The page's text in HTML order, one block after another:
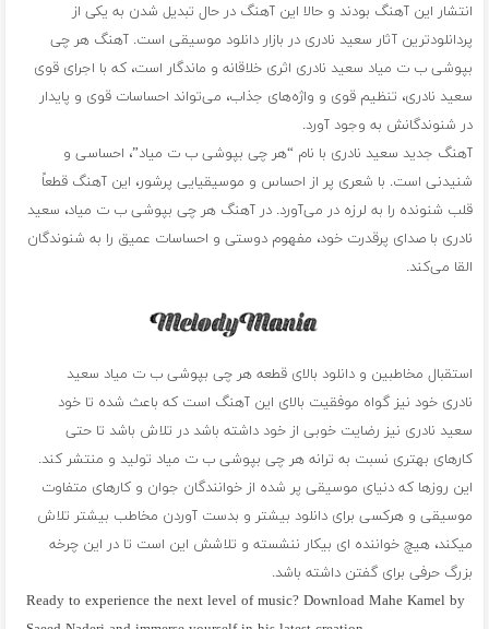
انتشار این آهنگ بودند و حالا این آهنگ در حال تبدیل شدن به یکی از
پردانلودترین آثار سعید نادری در بازار دانلود موسیقی است. آهنگ هر چی
بپوشی ب ت میاد سعید نادری اثری خلاقانه و ماندگار است، که با اجرای قوی
سعید نادری، تنظیم قوی و واژه‌های جذاب، می‌تواند احساسات قوی و پایدار
در شنوندگانش به وجود آورد.
آهنگ جدید سعید نادری با نام “هر چی بپوشی ب ت میاد”، احساسی و
شنیدنی است. با شعری پر از احساس و موسیقیایی پرشور، این آهنگ قطعاً
قلب شنونده را به لرزه در می‌آورد. در آهنگ هر چی بپوشی ب ت میاد، سعید
نادری با صدای پرقدرت خود، مفهوم دوستی و احساسات عمیق را به شنوندگان
القا می‌کند.
استقبال مخاطبین و دانلود بالای قطعه هر چی بپوشی ب ت میاد سعید
نادری خود نیز گواه موفقیت بالای این آهنگ است که باعث شده تا خود
سعید نادری نیز رضایت خوبی از خود داشته باشد در تلاش باشد تا حتی
کارهای بهتری نسبت به ترانه هر چی بپوشی ب ت میاد تولید و منتشر کند.
این روزها که دنیای موسیقی پر شده از خوانندگان جوان و کارهای متفاوت
موسیقی و هرکسی برای دانلود بیشتر و بدست آوردن مخاطب بیشتر تلاش
میکند، هیچ خواننده ای بیکار ننشسته و تلاشش این است تا در این چرخه
بزرگ حرفی برای گفتن داشته باشد.
Ready to experience the next level of music? Download Mahe Kamel by